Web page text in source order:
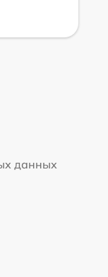
данных